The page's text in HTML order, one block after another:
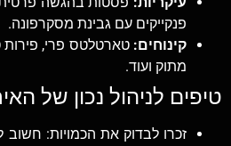
פנקייקים עם גבינת מסקרפונה.
קינוחים: טארטלטס פרי, פירות
מתוק ועוד.
טיפים לניהול נכון של
זכרו לבדוק את הכמויות: